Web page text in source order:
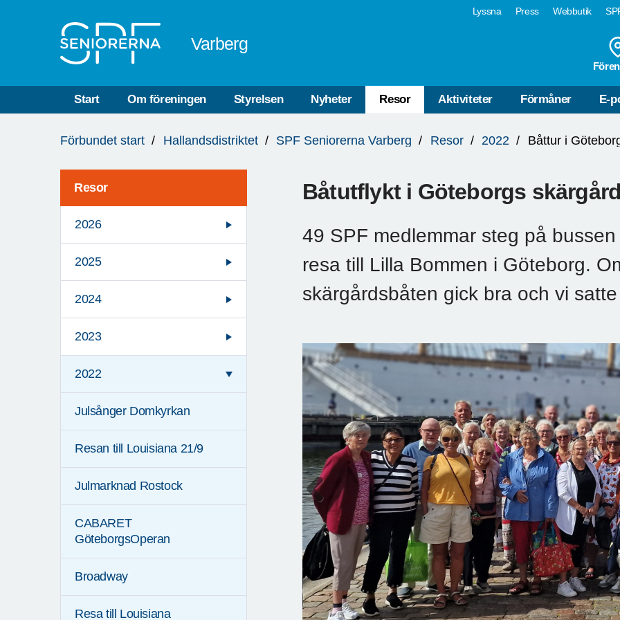
Lyssna Press Webbutik
Varberg
Start Om föreningen Styrelsen Nyheter Resor Aktiviteter Förmåner E-
är
Förbundet start Hallandsdistriktet SPF Seniorerna Varberg Resor 2022 Båttur i
Resor
2026
2025
2024
2023
2022
Julsånger Domkyrkan
Resan till Louisiana 21/9
Julmarknad Rostock
CABARET
GöteborgsOperan
Broadway
Resa till Louisiana
Båtutflykt i Göteborgs
49 SPF medlemmar steg på
resa till Lilla Bommen i Göteborg.
skärgårdsbåten gick bra och vi
Previous